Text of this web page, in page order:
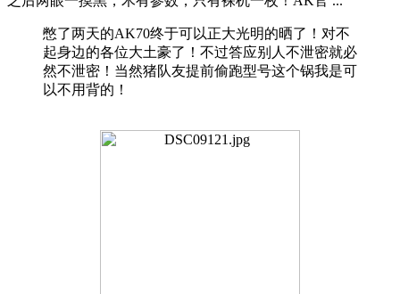
憋了两天的AK70终于可以正大光明的晒了！对不
起身边的各位大土豪了！不过答应别人不泄密就必
然不泄密！当然猪队友提前偷跑型号这个锅我是可
以不用背的！